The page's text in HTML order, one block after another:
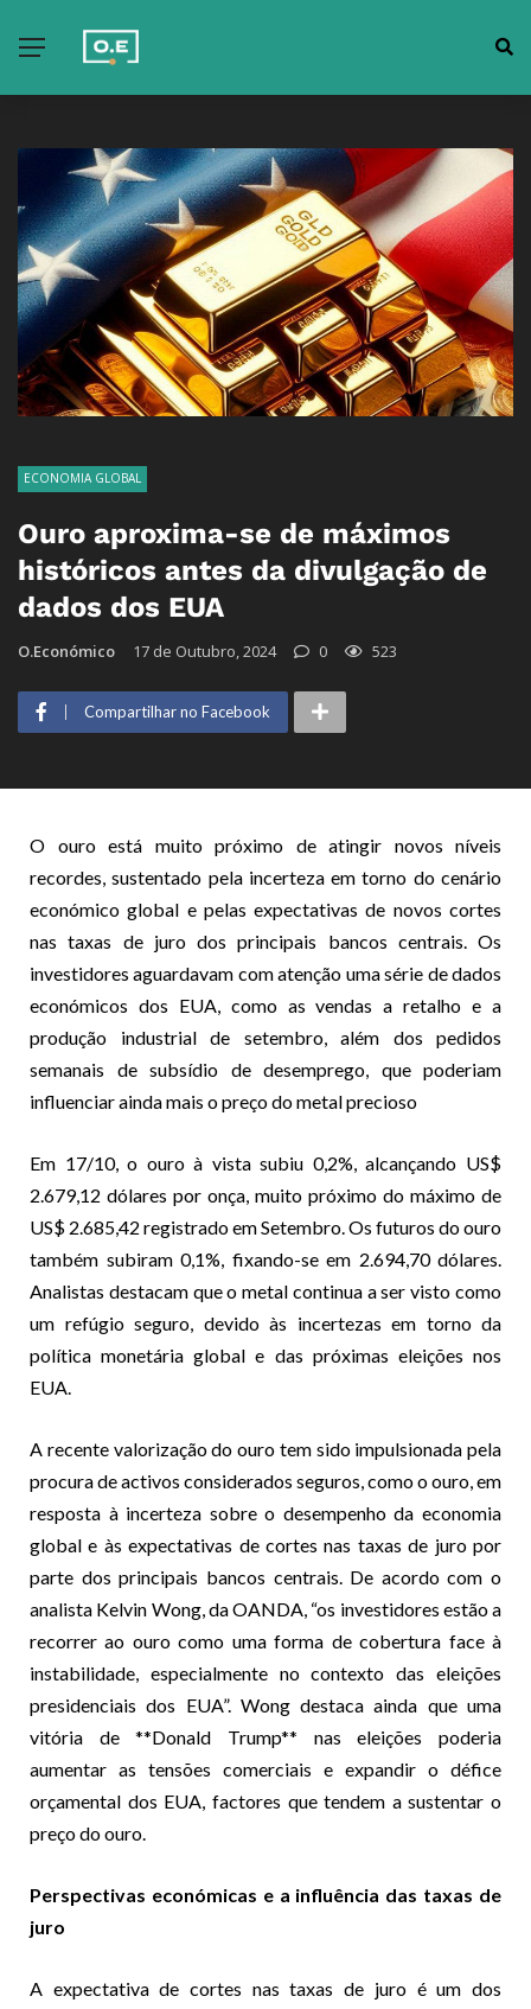
ECONOMIA GLOBAL
Ouro aproxima-se de máximos
históricos antes da divulgação de
dados dos EUA
O.Económico 17 de Outubro, 2024 0 523
Compartilhar no Facebook
O ouro está muito próximo de atingir novos níveis
recordes, sustentado pela incerteza em torno do cenário
económico global e pelas expectativas de novos cortes
nas taxas de juro dos principais bancos centrais. Os
investidores aguardavam com atenção uma série de dados
económicos dos EUA, como as vendas a retalho e a
produção industrial de setembro, além dos pedidos
semanais de subsídio de desemprego, que poderiam
influenciar ainda mais o preço do metal precioso
Em 17/10, o ouro à vista subiu 0,2%, alcançando US$
2.679,12 dólares por onça, muito próximo do máximo de
US$ 2.685,42 registrado em Setembro. Os futuros do ouro
também subiram 0,1%, fixando-se em 2.694,70 dólares.
Analistas destacam que o metal continua a ser visto como
um refúgio seguro, devido às incertezas em torno da
política monetária global e das próximas eleições nos
EUA.
A recente valorização do ouro tem sido impulsionada pela
procura de activos considerados seguros, como o ouro, em
resposta à incerteza sobre o desempenho da economia
global e às expectativas de cortes nas taxas de juro por
parte dos principais bancos centrais. De acordo com o
analista Kelvin Wong, da OANDA, “os investidores estão a
recorrer ao ouro como uma forma de cobertura face à
instabilidade, especialmente no contexto das eleições
presidenciais dos EUA”. Wong destaca ainda que uma
vitória de **Donald Trump** nas eleições poderia
aumentar as tensões comerciais e expandir o défice
orçamental dos EUA, factores que tendem a sustentar o
preço do ouro.
Perspectivas económicas e a influência das taxas de
juro
A expectativa de cortes nas taxas de juro é um dos